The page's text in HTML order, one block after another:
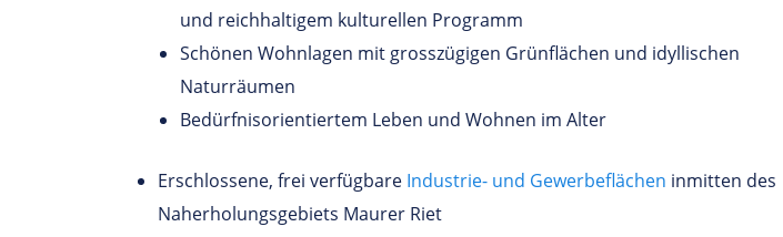
und reichhaltigem kulturellen Programm
Schönen Wohnlagen mit grosszügigen Grünflächen und idyllischen
Naturräumen
Bedürfnisorientiertem Leben und Wohnen im Alter
Erschlossene, frei verfügbare Industrie- und Gewerbeflächen inmitten des
Naherholungsgebiets Maurer Riet